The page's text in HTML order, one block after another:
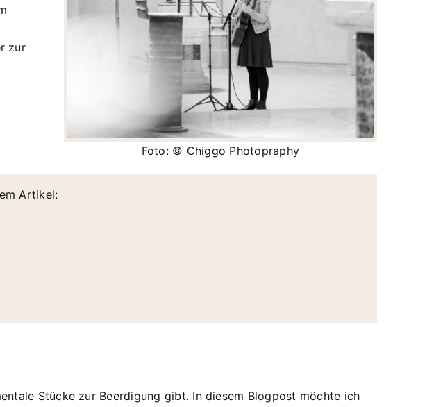
zur
Foto: © Chiggo Photopraphy
Artikel:
Stücke zur Beerdigung gibt. In diesem Blogpost möchte ich